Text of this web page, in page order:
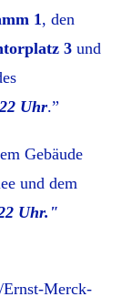
1 , den
3und
Uhr.”
Gebäude
und dem
Uhr."
Ernst-Merck-